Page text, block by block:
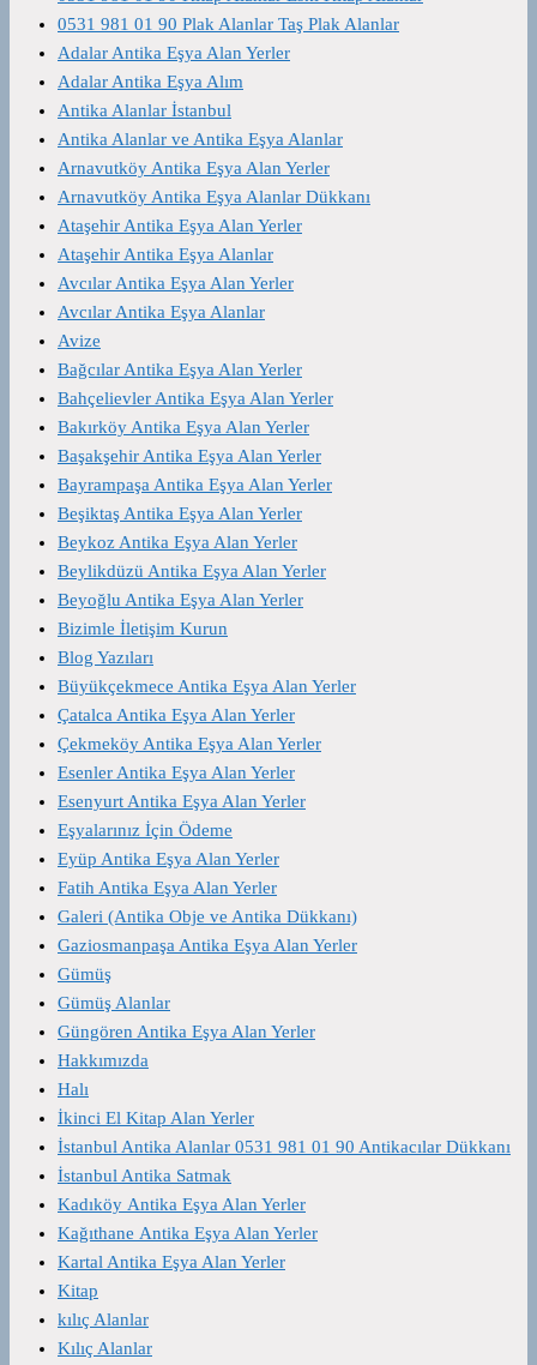
0531 981 01 90 Plak Alanlar Taş Plak Alanlar
Adalar Antika Eşya Alan Yerler
Adalar Antika Eşya Alım
Antika Alanlar İstanbul
Antika Alanlar ve Antika Eşya Alanlar
Arnavutköy Antika Eşya Alan Yerler
Arnavutköy Antika Eşya Alanlar Dükkanı
Ataşehir Antika Eşya Alan Yerler
Ataşehir Antika Eşya Alanlar
Avcılar Antika Eşya Alan Yerler
Avcılar Antika Eşya Alanlar
Avize
Bağcılar Antika Eşya Alan Yerler
Bahçelievler Antika Eşya Alan Yerler
Bakırköy Antika Eşya Alan Yerler
Başakşehir Antika Eşya Alan Yerler
Bayrampaşa Antika Eşya Alan Yerler
Beşiktaş Antika Eşya Alan Yerler
Beykoz Antika Eşya Alan Yerler
Beylikdüzü Antika Eşya Alan Yerler
Beyoğlu Antika Eşya Alan Yerler
Bizimle İletişim Kurun
Blog Yazıları
Büyükçekmece Antika Eşya Alan Yerler
Çatalca Antika Eşya Alan Yerler
Çekmeköy Antika Eşya Alan Yerler
Esenler Antika Eşya Alan Yerler
Esenyurt Antika Eşya Alan Yerler
Eşyalarınız İçin Ödeme
Eyüp Antika Eşya Alan Yerler
Fatih Antika Eşya Alan Yerler
Galeri (Antika Obje ve Antika Dükkanı)
Gaziosmanpaşa Antika Eşya Alan Yerler
Gümüş
Gümüş Alanlar
Güngören Antika Eşya Alan Yerler
Hakkımızda
Halı
İkinci El Kitap Alan Yerler
İstanbul Antika Alanlar 0531 981 01 90 Antikacılar Dükkanı
İstanbul Antika Satmak
Kadıköy Antika Eşya Alan Yerler
Kağıthane Antika Eşya Alan Yerler
Kartal Antika Eşya Alan Yerler
Kitap
kılıç Alanlar
Kılıç Alanlar